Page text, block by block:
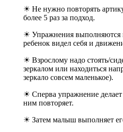
☀ Не нужно повторять
более 5 раз за подход.
☀ Упражнения выполняются
ребенок видел себя и
☀ Взрослому надо стоять/
зеркалом или находиться
зеркало совсем маленькое).
☀ Сперва упражнение делает
ним повторяет.
☀ Затем малыш выполняет